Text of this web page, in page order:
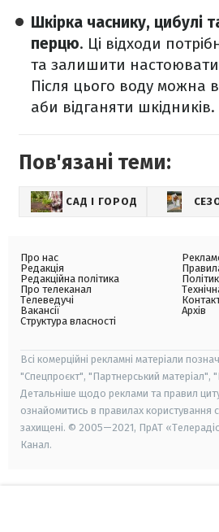
Шкірка часнику, цибулі
перцю. Ці відходи
та залишити
Після цього воду можна
аби відганяти шкідників.
Пов'язані теми:
САД І ГОРОД
Про нас
Редакція
Редакційна політика
Про телеканал
Телеведучі
Вакансії
Структура власності
Архів
Всі комерційні рекламні матеріали
"Спецпроєкт", "Партнерський матеріал",
Детальніше щодо реклами та правил
ознайомитись в правилах користування
захищені. © 2005—2021, ПрАТ
Канал.